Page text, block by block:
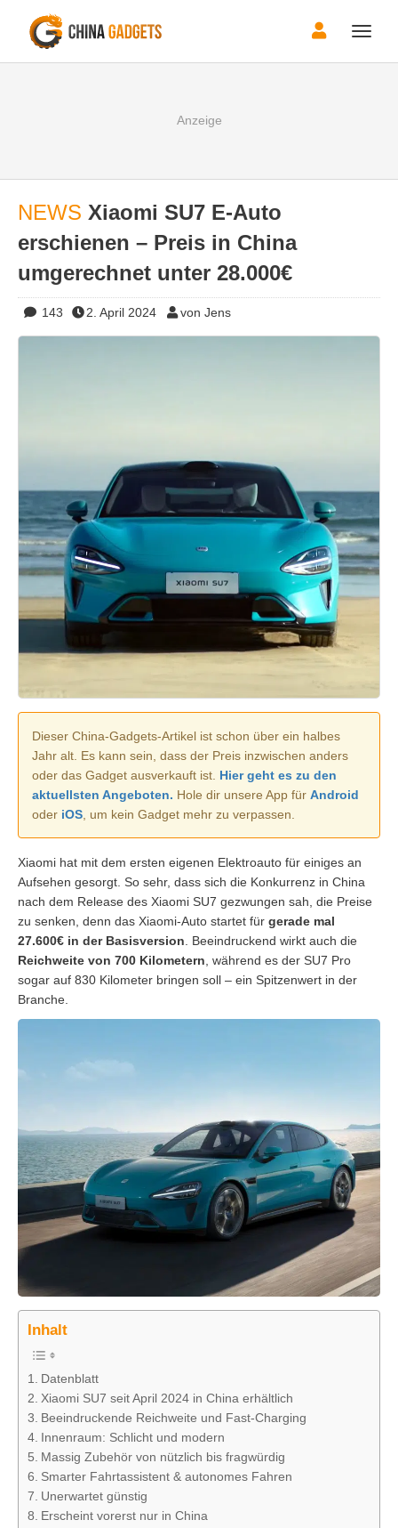
Toggle
NEWS Xiaomi SU7 E-Auto
erschienen – Preis in China
umgerechnet unter 28.000€
143 2. April 2024 von Jens
Dieser China-Gadgets-Artikel ist schon über ein halbes
Jahr alt. Es kann sein, dass der Preis inzwischen anders
oder das Gadget ausverkauft ist. Hier geht es zu den
aktuellsten Angeboten. Hole dir unsere App für Android
oder iOS , um kein Gadget mehr zu verpassen.
Xiaomi hat mit dem ersten eigenen Elektroauto für einiges an
Aufsehen gesorgt. So sehr, dass sich die Konkurrenz in China
nach dem Release des Xiaomi SU7 gezwungen sah, die Preise
zu senken, denn das Xiaomi-Auto startet für gerade mal
27.600€ in der Basisversion . Beeindruckend wirkt auch die
Reichweite von 700 Kilometern , während es der SU7 Pro
sogar auf 830 Kilometer bringen soll – ein Spitzenwert in der
Branche.
Inhalt
Datenblatt
Xiaomi SU7 seit April 2024 in China erhältlich
Beeindruckende Reichweite und Fast-Charging
Innenraum: Schlicht und modern
Massig Zubehör von nützlich bis fragwürdig
Smarter Fahrtassistent & autonomes Fahren
Unerwartet günstig
Erscheint vorerst nur in China